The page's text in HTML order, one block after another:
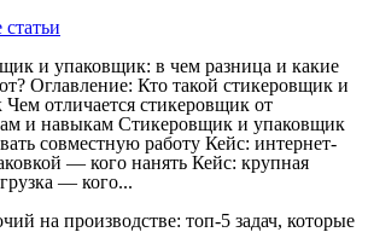
статьи
и упаковщик: в чем разница и какие
Оглавление: Кто такой стикеровщик и
отличается стикеровщик от
и навыкам Стикеровщик и упаковщик
совместную работу Кейс: интернет-
— кого нанять Кейс: крупная
— кого...
на производстве: топ-5 задач, которые